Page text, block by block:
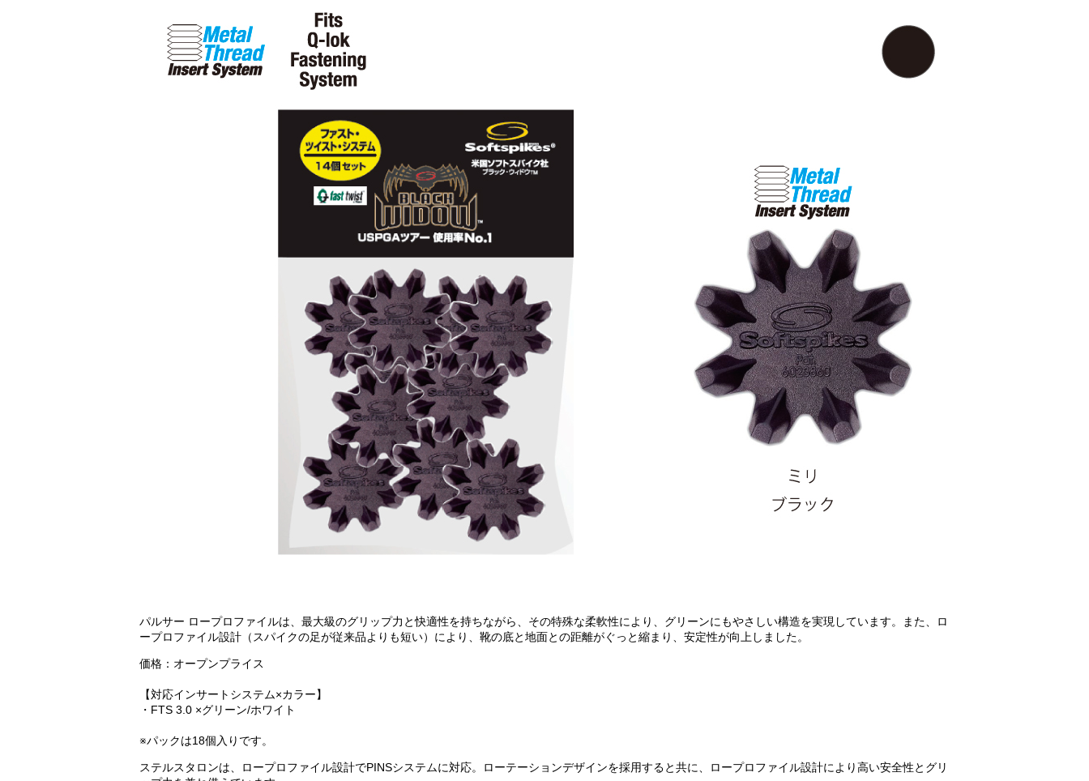
パルサー ロープロファイルは、最大級のグリップ力と快適性を持ちながら、その特殊な柔軟性により、グリーンにもやさしい構造を実現しています。また、ロ
ープロファイル設計（スパイクの足が従来品よりも短い）により、靴の底と地面との距離がぐっと縮まり、安定性が向上しました。
価格：オープンプライス
【対応インサートシステム×カラー】
・FTS 3.0 ×グリーン/ホワイト
※パックは18個入りです。
ステルスタロンは、ロープロファイル設計でPINSシステムに対応。ローテーションデザインを採用すると共に、ロープロファイル設計により高い安全性とグリ